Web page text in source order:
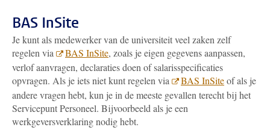
BAS InSite
Je kunt als medewerker van de universiteit veel zaken zelf
regelen via
BAS InSite, zoals je eigen gegevens aanpassen,
verlof aanvragen, declaraties doen of salarisspecificaties
opvragen. Als je iets niet kunt regelen via BAS InSiteof als je
andere vragen hebt, kun je in de meeste gevallen terecht bij het
Servicepunt Personeel. Bijvoorbeeld als je een
werkgeversverklaring nodig hebt.